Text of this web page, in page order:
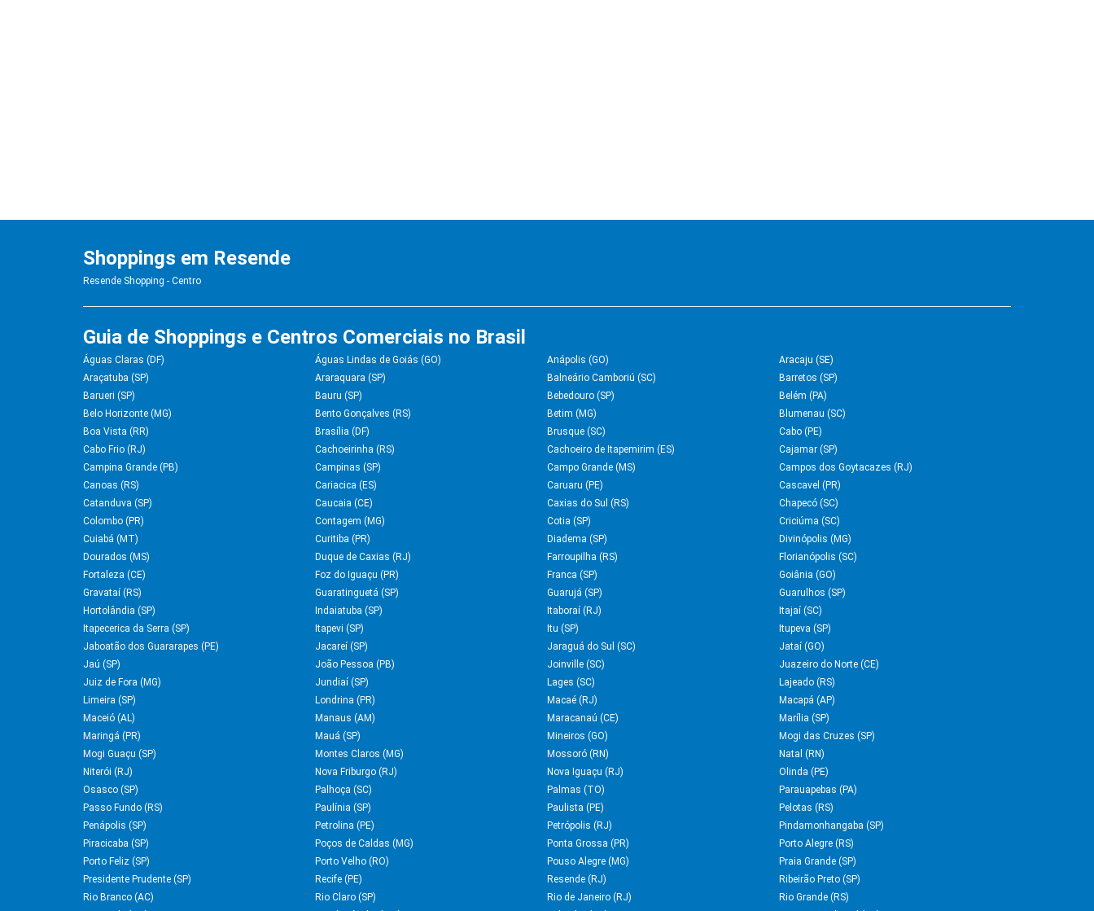
Shoppings em Resende
Resende Shopping - Centro
Guia de Shoppings e Centros Comerciais no Brasil
Águas Claras (DF) Águas Lindas de Goiás (GO) Anápolis (GO)
Aracaju (SE)
Araçatuba (SP)
Araraquara (SP) Balneário Camboriú (SC)
Barretos (SP)
Barueri (SP)
Bauru (SP) Bebedouro (SP)
Belém (PA)
Belo Horizonte (MG)
Bento Gonçalves (RS) Betim (MG)
Blumenau (SC)
Boa Vista (RR)
Brasília (DF) Brusque (SC)
Cabo (PE)
Cabo Frio (RJ)
Cachoeirinha (RS) Cachoeiro de Itapemirim (ES)
Cajamar (SP)
Campina Grande (PB)
Campinas (SP) Campo Grande (MS)
Campos dos Goytacazes (RJ)
Canoas (RS)
Cariacica (ES) Caruaru (PE)
Cascavel (PR)
Catanduva (SP)
Caucaia (CE) Caxias do Sul (RS)
Chapecó (SC)
Colombo (PR)
Contagem (MG) Cotia (SP)
Criciúma (SC)
Cuiabá (MT)
Curitiba (PR) Diadema (SP)
Divinópolis (MG)
Dourados (MS)
Duque de Caxias (RJ) Farroupilha (RS)
Florianópolis (SC)
Fortaleza (CE)
Foz do Iguaçu (PR) Franca (SP)
Goiânia (GO)
Gravataí (RS)
Guaratinguetá (SP) Guarujá (SP)
Guarulhos (SP)
Hortolândia (SP)
Indaiatuba (SP) Itaboraí (RJ)
Itajaí (SC)
Itapecerica da Serra (SP)
Itapevi (SP) Itu (SP)
Itupeva (SP)
Jaboatão dos Guararapes (PE)
Jacareí (SP) Jaraguá do Sul (SC)
Jataí (GO)
Jaú (SP)
João Pessoa (PB) Joinville (SC)
Juazeiro do Norte (CE)
Juiz de Fora (MG)
Jundiaí (SP) Lages (SC)
Lajeado (RS)
Limeira (SP)
Londrina (PR) Macaé (RJ)
Macapá (AP)
Maceió (AL)
Manaus (AM) Maracanaú (CE)
Marília (SP)
Maringá (PR)
Mauá (SP) Mineiros (GO)
Mogi das Cruzes (SP)
Mogi Guaçu (SP)
Montes Claros (MG) Mossoró (RN)
Natal (RN)
Niterói (RJ)
Nova Friburgo (RJ) Nova Iguaçu (RJ)
Olinda (PE)
Osasco (SP)
Palhoça (SC) Palmas (TO)
Parauapebas (PA)
Passo Fundo (RS)
Paulínia (SP) Paulista (PE)
Pelotas (RS)
Penápolis (SP)
Petrolina (PE) Petrópolis (RJ)
Pindamonhangaba (SP)
Piracicaba (SP)
Poços de Caldas (MG) Ponta Grossa (PR)
Porto Alegre (RS)
Porto Feliz (SP)
Porto Velho (RO) Pouso Alegre (MG)
Praia Grande (SP)
Presidente Prudente (SP)
Recife (PE) Resende (RJ)
Ribeirão Preto (SP)
Rio Branco (AC)
Rio Claro (SP) Rio de Janeiro (RJ)
Rio Grande (RS)